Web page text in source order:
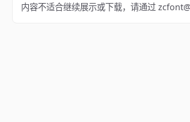
内容不适合继续展示或下载，请通过